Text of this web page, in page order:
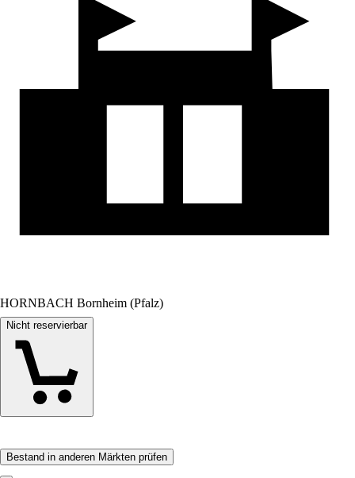
HORNBACH Bornheim (Pfalz)
Nicht reservierbar
Bestand in anderen Märkten prüfen